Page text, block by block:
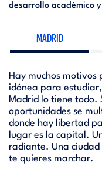
desarrollo académico y
MADRID
Hay muchos motivos
idónea para
Madrid lo tiene todo.
oportunidades se
donde hay libertad
lugar es la capital.
radiante. Una
te quieres marchar.